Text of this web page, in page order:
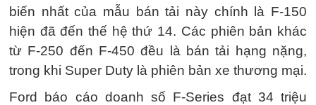
biến nhất của mẫu bán tải này chính là F-150
hiện đã đến thế hệ thứ 14. Các phiên bản khác
từ F-250 đến F-450 đều là bán tải hạng nặng,
trong khi Super Duty là phiên bản xe thương mại.
Ford báo cáo doanh số F-Series đạt 34 triệu